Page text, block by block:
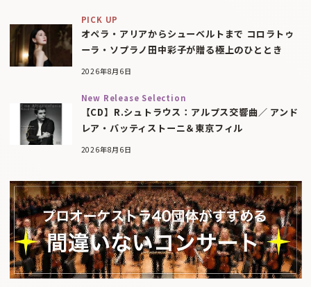
PICK UP
オペラ・アリアからシューベルトまで コロラトゥ
ーラ・ソプラノ田中彩子が贈る極上のひととき
2026年8月6日
New Release Selection
【CD】R.シュトラウス：アルプス交響曲／ アンド
レア・バッティストーニ＆東京フィル
2026年8月6日